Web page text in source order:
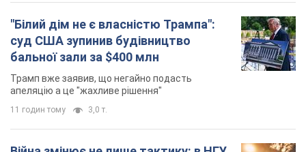
"Білий дім не є власністю Трампа":
суд США зупинив будівництво
бальної зали за $400 млн
Трамп вже заявив, що негайно подасть
апеляцію а це "жахливе рішення"
11 годин тому 3,0 т.